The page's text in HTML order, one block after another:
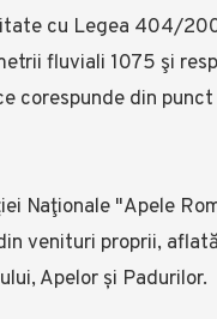
cu Legea 404/
fluviali 1075 şi
corespunde din
Naţionale "Apele
venituri proprii,
Apelor și Padurilor.